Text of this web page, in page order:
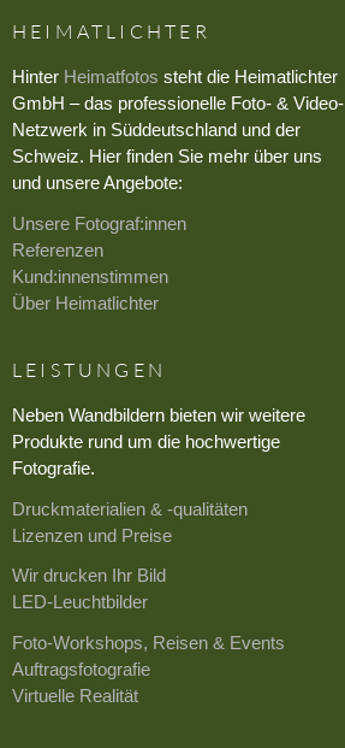
HEIMATLICHTER
Hinter Heimatfotos steht die Heimatlichter
GmbH – das professionelle Foto- & Video-
Netzwerk in Süddeutschland und der
Schweiz. Hier finden Sie mehr über uns
und unsere Angebote:
Unsere Fotograf:innen
Referenzen
Kund:innenstimmen
Über Heimatlichter
LEISTUNGEN
Neben Wandbildern bieten wir weitere
Produkte rund um die hochwertige
Fotografie.
Druckmaterialien & -qualitäten
Lizenzen und Preise
Wir drucken Ihr Bild
LED-Leuchtbilder
Foto-Workshops, Reisen & Events
Auftragsfotografie
Virtuelle Realität